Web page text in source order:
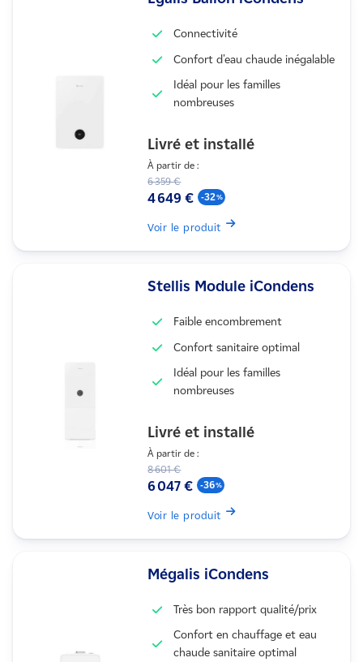
Connectivité
Confort d'eau chaude inégalable
Idéal pour les familles
nombreuses
Livré et installé
À partir de :
6 359 €
4 649 € -32
Voir le produit
Stellis Module iCondens
Faible encombrement
Confort sanitaire optimal
Idéal pour les familles
nombreuses
Livré et installé
À partir de :
8 601 €
6 047 € -36
Voir le produit
Mégalis iCondens
Très bon rapport qualité/prix
Confort en chauffage et eau
chaude sanitaire optimal